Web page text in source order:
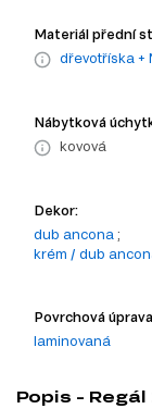
Materiál přední
dřevotříska +
Nábytková
kovová
Dekor:
dub ancona ;
krém / dub
Povrchová
laminovaná
Popis -